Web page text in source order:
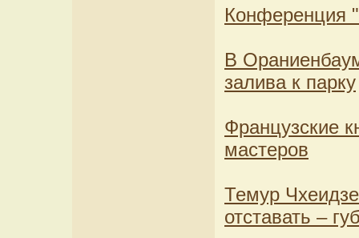
Конференция
В
залива к парку
Французские
мастеров
Темур
отставать –